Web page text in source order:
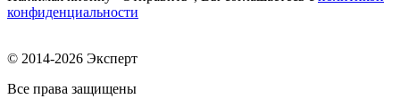
конфиденциальности
© 2014-2026 Эксперт
Все права защищены